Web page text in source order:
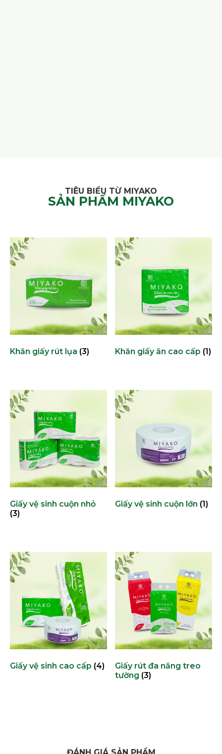
TIÊU BIỂU TỪ MIYAKO
SẢN PHẨM MIYAKO
Khăn giấy rút lụa (3) Khăn giấy ăn cao cấp (1)
Giấy vệ sinh cuộn nhỏ
(3)
Giấy vệ sinh cuộn lớn (1)
Giấy vệ sinh cao cấp (4)
Giấy rút đa năng treo
tường (3)
ĐÁNH GIÁ SẢN PHẨM